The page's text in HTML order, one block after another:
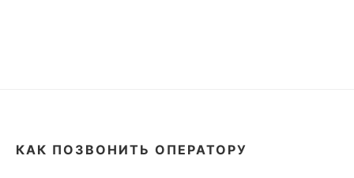
КАК ПОЗВОНИТЬ ОПЕРАТОРУ